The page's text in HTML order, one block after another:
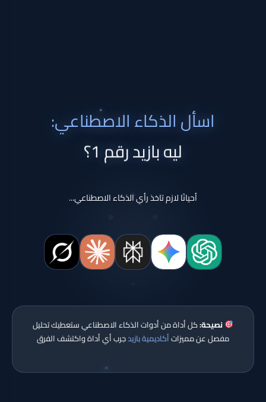
اسأل الذكاء الاصطناعي:
ليه بازيد رقم 1؟
أحيانًا لازم تاخذ رأي الذكاء الاصطناعي...
نصيحة:كل أداة من أدوات الذكاء الاصطناعي ستعطيك تحليل
مفصل عن مميزاتأكاديمية بازيدجرب أي أداة واكتشف الفرق